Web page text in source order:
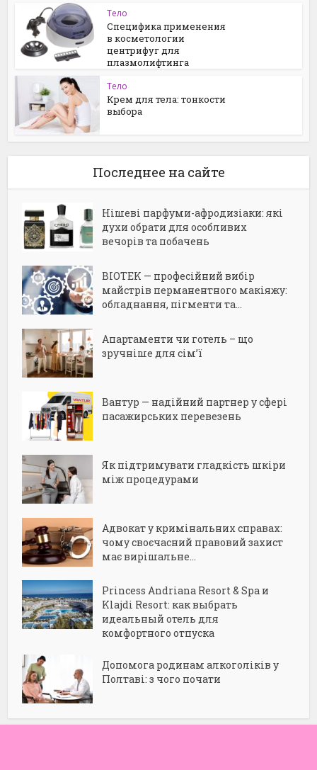
Тело
Специфика применения
в косметологии
центрифуг для
плазмолифтинга
Тело
Крем для тела: тонкости
выбора
Последнее на сайте
Нішеві парфуми-афродизіаки: які
духи обрати для особливих
вечорів та побачень
BIOTEK — професійний вибір
майстрів перманентного макіяжу:
обладнання, пігменти та...
Апартаменти чи готель – що
зручніше для сім’ї
Вантур — надійний партнер у сфері
пасажирських перевезень
Як підтримувати гладкість шкіри
між процедурами
Адвокат у кримінальних справах:
чому своєчасний правовий захист
має вирішальне...
Princess Andriana Resort & Spa и
Klajdi Resort: как выбрать
идеальный отель для
комфортного отпуска
Допомога родинам алкоголіків у
Полтаві: з чого почати